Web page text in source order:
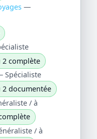
—
2 complète
2 documentée
/ à
/ à